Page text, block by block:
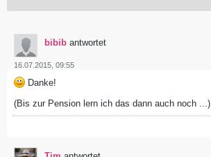
bibib antwortet
16.07.2015, 09:55
Danke!
(Bis zur Pension lern ich das dann auch noch ...)